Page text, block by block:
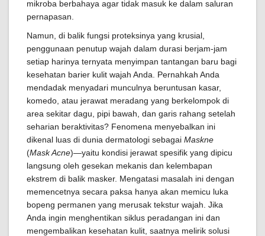
mikroba berbahaya agar tidak masuk ke dalam saluran
pernapasan.
Namun, di balik fungsi proteksinya yang krusial,
penggunaan penutup wajah dalam durasi berjam-jam
setiap harinya ternyata menyimpan tantangan baru bagi
kesehatan barier kulit wajah Anda. Pernahkah Anda
mendadak menyadari munculnya beruntusan kasar,
komedo, atau jerawat meradang yang berkelompok di
area sekitar dagu, pipi bawah, dan garis rahang setelah
seharian beraktivitas? Fenomena menyebalkan ini
dikenal luas di dunia dermatologi sebagai Maskne
(Mask Acne)—yaitu kondisi jerawat spesifik yang dipicu
langsung oleh gesekan mekanis dan kelembapan
ekstrem di balik masker. Mengatasi masalah ini dengan
memencetnya secara paksa hanya akan memicu luka
bopeng permanen yang merusak tekstur wajah. Jika
Anda ingin menghentikan siklus peradangan ini dan
mengembalikan kesehatan kulit, saatnya melirik solusi